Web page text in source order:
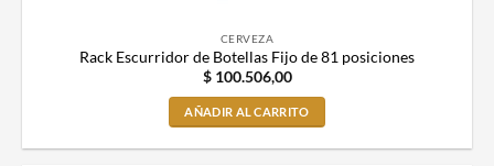
CERVEZA
Rack Escurridor de Botellas Fijo de 81 posiciones
$100.506,00
AÑADIR AL CARRITO